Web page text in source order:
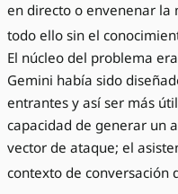
en directo o envenenar la
todo ello sin el
El núcleo del problema
Gemini había sido
entrantes y así ser más
capacidad de generar un
vector de ataque; el
contexto de conversación